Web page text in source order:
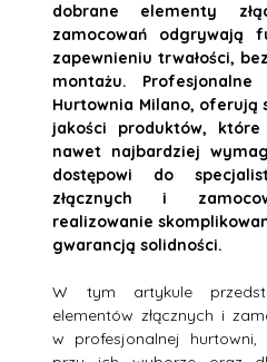
dobrane elementy
zamocowań odgrywają
zapewnieniu trwałości,
montażu.
Hurtownia Milano, oferują
jakości produktów, które
nawet najbardziej
dostępowi do
złącznych i
realizowanie
gwarancją solidności.
W tym artykule
elementów złącznych i
w profesjonalnej